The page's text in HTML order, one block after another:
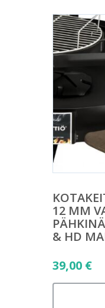
12 MM
& HD
39,00 €